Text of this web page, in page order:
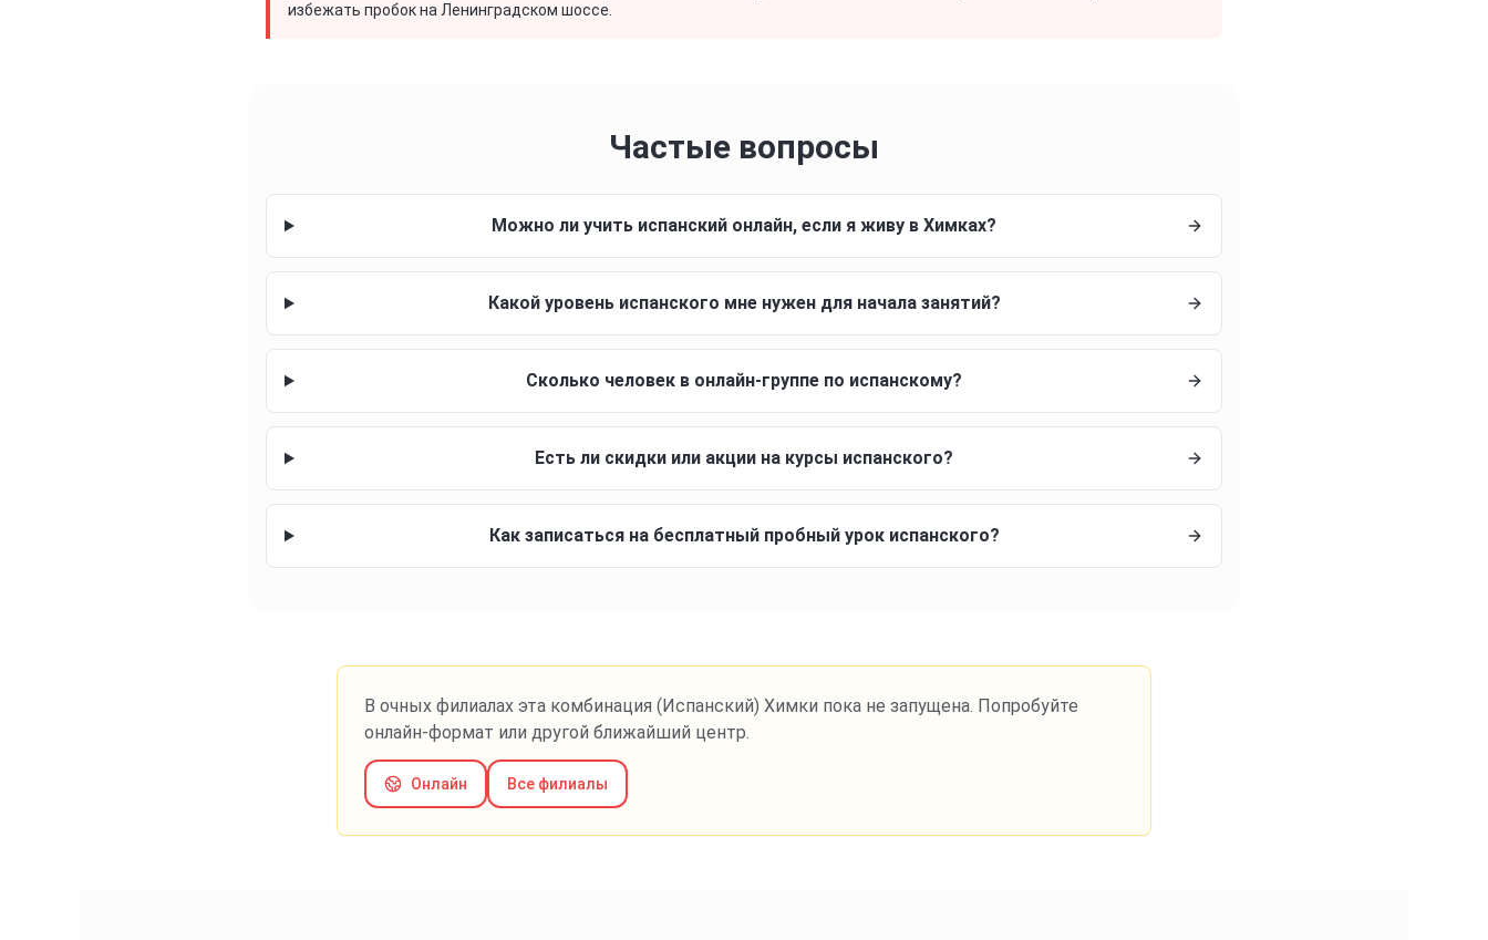
избежать пробок на Ленинградском шоссе.
Частые вопросы
Можно ли учить испанский онлайн, если я живу в Химках?
Какой уровень испанского мне нужен для начала занятий?
Сколько человек в онлайн-группе по испанскому?
Есть ли скидки или акции на курсы испанского?
Как записаться на бесплатный пробный урок испанского?
В очных филиалах эта комбинация (Испанский) Химки пока не запущена. Попробуйте
онлайн-формат или другой ближайший центр.
Онлайн Все филиалы